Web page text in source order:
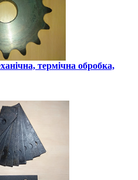
термічна обробка,